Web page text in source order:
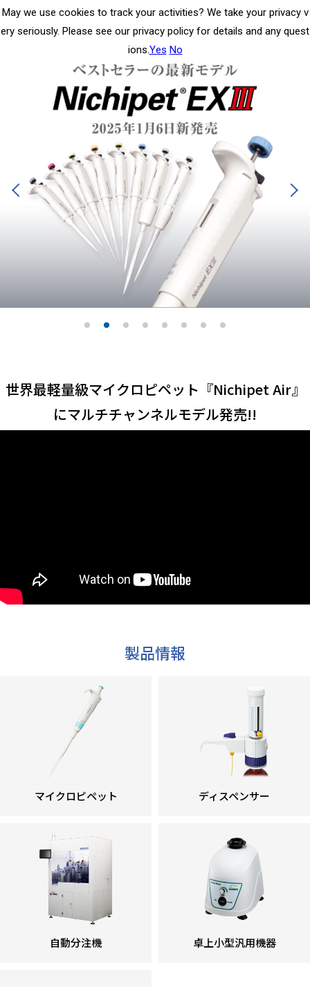
世界最軽量級マイクロピペット『Nichipet Air』
にマルチチャンネルモデル発売!!
製品情報
マイクロピペット ディスペンサー
自動分注機 卓上小型汎用機器
May we use cookies to track your activities? We take your privacy v
ery seriously. Please see our privacy policy for details and any quest
ions.Yes No